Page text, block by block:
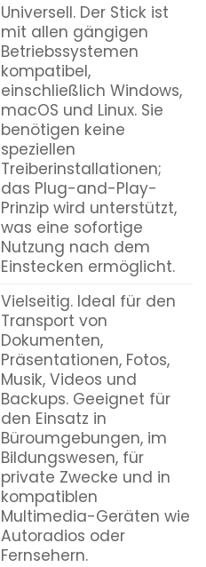
Universell. Der Stick ist
mit allen gängigen
Betriebssystemen
kompatibel,
einschließlich Windows,
macOS und Linux. Sie
benötigen keine
speziellen
Treiberinstallationen;
das Plug-and-Play-
Prinzip wird unterstützt,
was eine sofortige
Nutzung nach dem
Einstecken ermöglicht.
Vielseitig. Ideal für den
Transport von
Dokumenten,
Präsentationen, Fotos,
Musik, Videos und
Backups. Geeignet für
den Einsatz in
Büroumgebungen, im
Bildungswesen, für
private Zwecke und in
kompatiblen
Multimedia-Geräten wie
Autoradios oder
Fernsehern.